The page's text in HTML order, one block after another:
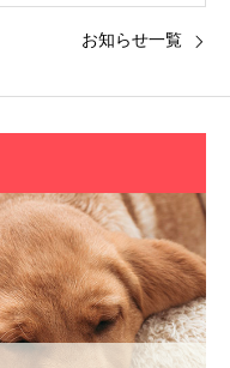
お知らせ一覧